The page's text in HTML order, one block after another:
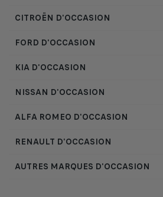
CITROËN D'OCCASION
FORD D'OCCASION
KIA D'OCCASION
NISSAN D'OCCASION
ALFA ROMEO D'OCCASION
RENAULT D'OCCASION
AUTRES MARQUES D'OCCASION